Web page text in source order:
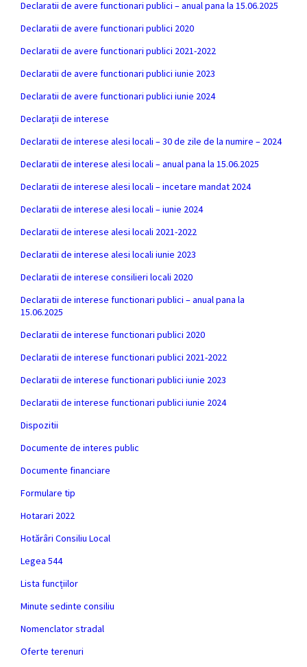
Declaratii de avere functionari publici – anual pana la 15.06.2025
Declaratii de avere functionari publici 2020
Declaratii de avere functionari publici 2021-2022
Declaratii de avere functionari publici iunie 2023
Declaratii de avere functionari publici iunie 2024
Declarații de interese
Declaratii de interese alesi locali – 30 de zile de la numire – 2024
Declaratii de interese alesi locali – anual pana la 15.06.2025
Declaratii de interese alesi locali – incetare mandat 2024
Declaratii de interese alesi locali – iunie 2024
Declaratii de interese alesi locali 2021-2022
Declaratii de interese alesi locali iunie 2023
Declaratii de interese consilieri locali 2020
Declaratii de interese functionari publici – anual pana la
15.06.2025
Declaratii de interese functionari publici 2020
Declaratii de interese functionari publici 2021-2022
Declaratii de interese functionari publici iunie 2023
Declaratii de interese functionari publici iunie 2024
Dispozitii
Documente de interes public
Documente financiare
Formulare tip
Hotarari 2022
Hotărâri Consiliu Local
Legea 544
Lista funcțiilor
Minute sedinte consiliu
Nomenclator stradal
Oferte terenuri